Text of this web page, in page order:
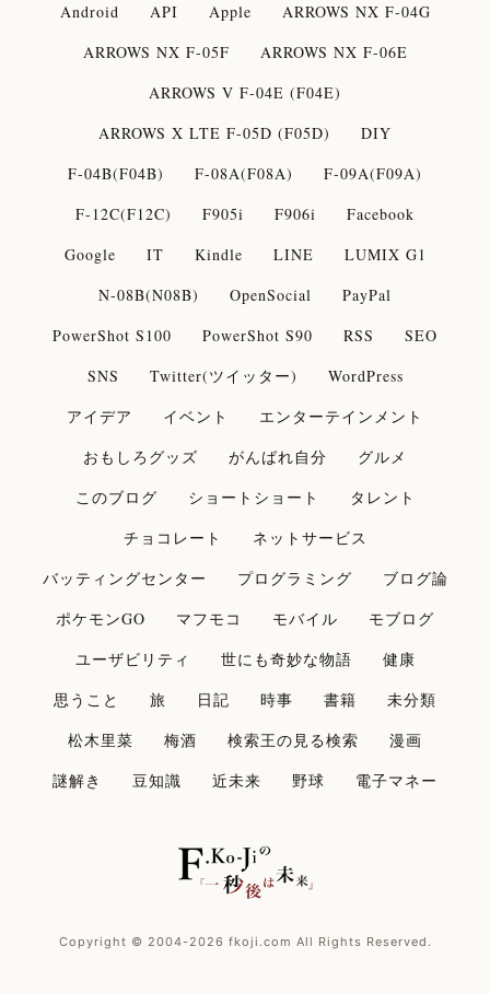
Android API Apple
ARROWS NX F-04G
ARROWS NX F-05F
ARROWS NX F-06E
ARROWS V F-04E (F04E)
ARROWS X LTE F-05D (F05D)
DIY
F-04B(F04B)
F-08A(F08A)
F-09A(F09A)
F-12C(F12C)
F905i F906i
Facebook
Google
IT Kindle LINE
LUMIX G1
N-08B(N08B)
OpenSocial
PayPal
PowerShot S100
PowerShot S90 RSS
SEO
SNS
Twitter(ツイッター)
WordPress
アイデア
イベント
エンターテインメント
おもしろグッズ
がんばれ自分
グルメ
このブログ
ショートショート
タレント
チョコレート
ネットサービス
バッティングセンター
プログラミング
ブログ論
ポケモンGO
マフモコ モバイル
モブログ
ユーザビリティ
世にも奇妙な物語
健康
思うこと
旅 日記 時事 書籍
未分類
松木里菜
梅酒 検索王の見る検索
漫画
謎解き
豆知識 近未来 野球 電子マネー
Copyright © 2004-2026 fkoji.com All Rights Reserved.